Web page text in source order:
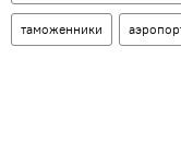
таможенники